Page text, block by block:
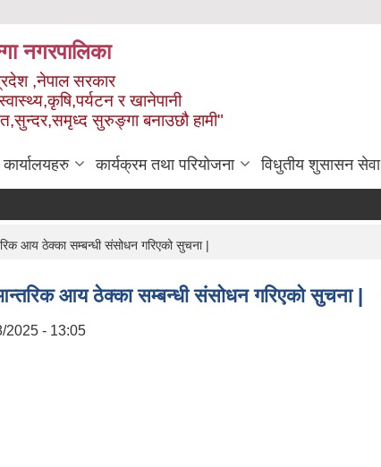
नगरपालिका
,नेपाल सरकार
र खानेपानी
सुरुङ्गा बनाउछौ हामी"
कार्यक्रम तथा परियोजना विधुतीय शुसासन सेवा
आय ठेक्का सम्बन्धी संसोधन गरिएको सुचना |
आय ठेक्का सम्बन्धी संसोधन गरिएको सुचना |
2025 - 13:05